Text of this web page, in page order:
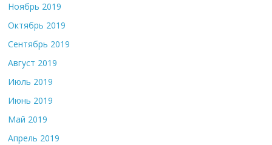
Ноябрь 2019
Октябрь 2019
Сентябрь 2019
Август 2019
Июль 2019
Июнь 2019
Май 2019
Апрель 2019